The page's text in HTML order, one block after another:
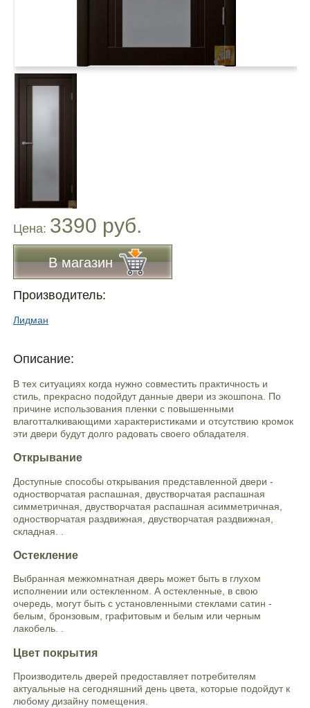
Цена: 3390 руб.
В магазин
Производитель:
Лидман
Описание:
В тех ситуациях когда нужно совместить практичность и
стиль, прекрасно подойдут данные двери из экошпона. По
причине использования пленки с повышенными
влаготталкивающими характеристиками и отсутствию кромок
эти двери будут долго радовать своего обладателя.
Открывание
Доступные способы открывания представленной двери -
одностворчатая распашная, двустворчатая распашная
симметричная, двустворчатая распашная асимметричная,
одностворчатая раздвижная, двустворчатая раздвижная,
складная. .
Остекление
Выбранная межкомнатная дверь может быть в глухом
исполнении или остекленном. А остекленные, в свою
очередь, могут быть с установленными стеклами сатин -
белым, бронзовым, графитовым и белым или черным
лакобель. .
Цвет покрытия
Производитель дверей предоставляет потребителям
актуальные на сегодняшний день цвета, которые подойдут к
любому дизайну помещения.